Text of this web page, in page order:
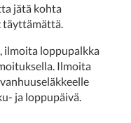
jätä kohta
täyttämättä.
ilmoita loppupalkka
Ilmoita
ja loppupäivä.